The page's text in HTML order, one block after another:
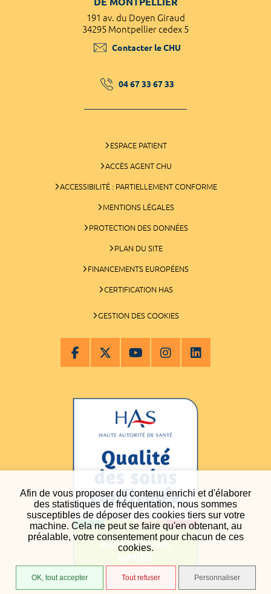
Afin de vous proposer du contenu enrichi et d'élaborer
des statistiques de fréquentation, nous sommes
susceptibles de déposer des cookies tiers sur votre
machine. Cela ne peut se faire qu'en obtenant, au
préalable, votre consentement pour chacun de ces
cookies.
OK, tout accepter Tout refuser Personnaliser
191 av. du Doyen Giraud
34295 Montpellier cedex 5
Contacter le CHU
04 67 33 67 33
ESPACE PATIENT
ACCÈS AGENT CHU
ACCESSIBILITÉ : PARTIELLEMENT CONFORME
MENTIONS LÉGALES
PROTECTION DES DONNÉES
PLAN DU SITE
FINANCEMENTS EUROPÉENS
CERTIFICATION HAS
GESTION DES COOKIES